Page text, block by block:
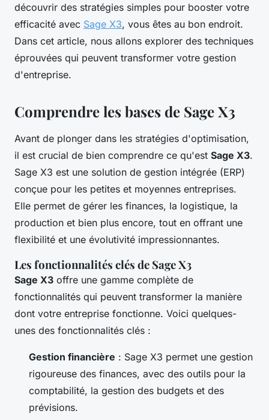
découvrir des stratégies simples pour booster votre
efficacité avec Sage X3, vous êtes au bon endroit.
Dans cet article, nous allons explorer des techniques
éprouvées qui peuvent transformer votre gestion
d'entreprise.
Comprendre les bases de Sage X3
Avant de plonger dans les stratégies d'optimisation,
il est crucial de bien comprendre ce qu'est Sage X3.
Sage X3 est une solution de gestion intégrée (ERP)
conçue pour les petites et moyennes entreprises.
Elle permet de gérer les finances, la logistique, la
production et bien plus encore, tout en offrant une
flexibilité et une évolutivité impressionnantes.
Les fonctionnalités clés de Sage X3
Sage X3 offre une gamme complète de
fonctionnalités qui peuvent transformer la manière
dont votre entreprise fonctionne. Voici quelques-
unes des fonctionnalités clés :
Gestion financière : Sage X3 permet une gestion
rigoureuse des finances, avec des outils pour la
comptabilité, la gestion des budgets et des
prévisions.